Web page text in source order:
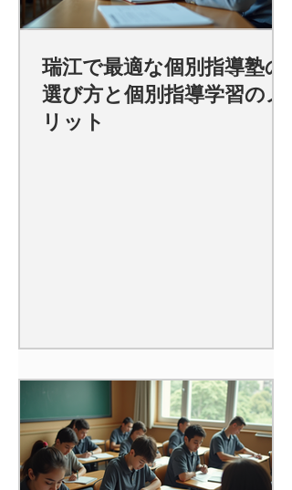
瑞江で最適な個別指導塾の
選び方と個別指導学習のメ
リット